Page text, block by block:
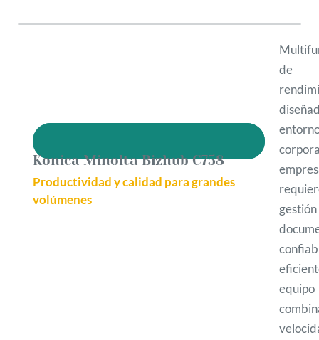
Konica Minolta Bizhub C758
Productividad y calidad para grandes
volúmenes
de
equipo